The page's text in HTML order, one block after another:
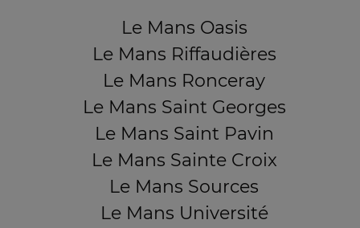
Le Mans Oasis
Le Mans Riffaudières
Le Mans Ronceray
Le Mans Saint Georges
Le Mans Saint Pavin
Le Mans Sainte Croix
Le Mans Sources
Le Mans Université